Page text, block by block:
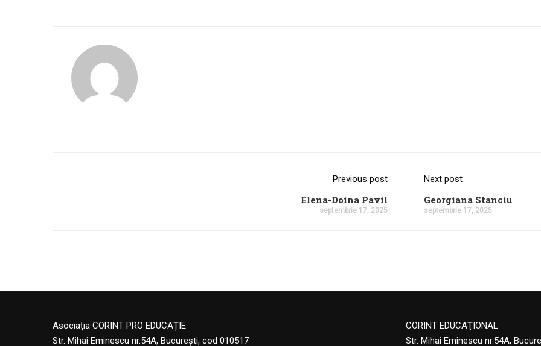
Previous post
Elena-Doina Pavil
septembrie 17, 2025
Next post
Georgiana Stanciu
septembrie 17, 2025
Asociația CORINT PRO EDUCAȚIE
Str. Mihai Eminescu nr.54A, București, cod 010517
CORINT EDUCAŢIONAL
Str. Mihai Eminescu nr.54A,